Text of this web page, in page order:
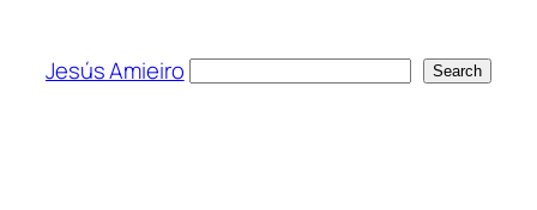
content
Jesús Amieiro Search